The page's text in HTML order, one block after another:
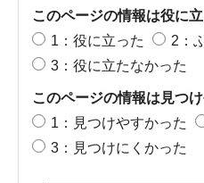
このページの情報は役に
1：役に立った
2：
3：役に立たなかった
このページの情報は見つ
1：見つけやすかった
3：見つけにくかった